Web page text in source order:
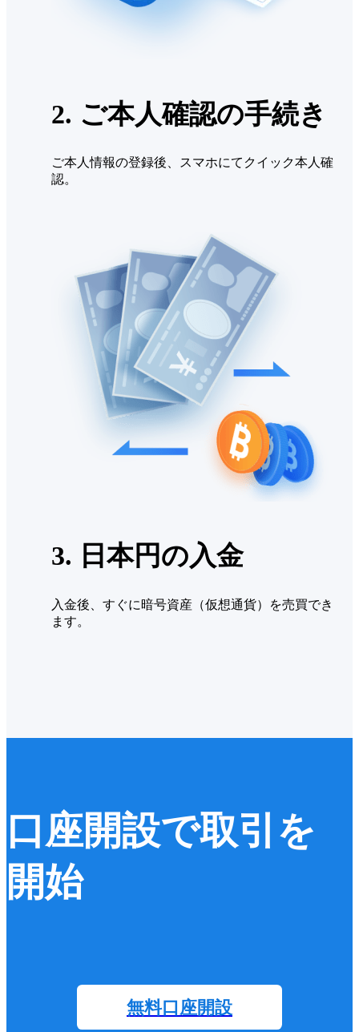
2. ご本人確認の手続き
ご本人情報の登録後、スマホにてクイック本人確
認。
3. 日本円の入金
入金後、すぐに暗号資産（仮想通貨）を売買でき
ます。
口座開設で取引を
開始
無料口座開設